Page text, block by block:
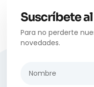
Suscríbete
Para no perderte
novedades.